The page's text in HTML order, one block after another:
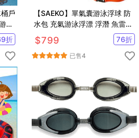
戶
泳
折
【SAEKO】單氣囊游泳浮球 防
水包 充氣游泳浮漂 浮潛 魚雷浮
標 20L
$799 76折
已售4